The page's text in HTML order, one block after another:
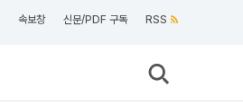
속보창 신문/PDF 구독 RSS